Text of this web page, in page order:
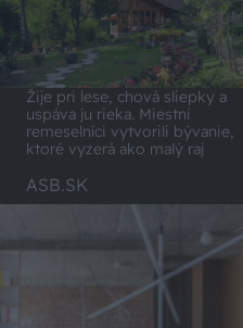
Žije pri lese, chová sliepky a
uspáva ju rieka. Miestni
remeselníci vytvorili bývanie,
ktoré vyzerá ako malý raj
ASB.SK